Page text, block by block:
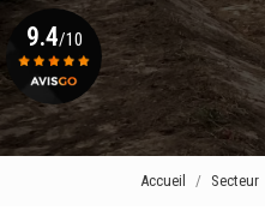
9.4/10
Voir le certificat
Accueil Secteur